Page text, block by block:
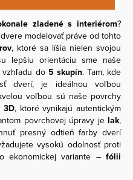
zladené s interiérom?
modelovať práve od tohto
, ktoré sa líšia nielen svojou
lepšiu orientáciu sme naše
do 5 skupín. Tam, kde
dverí, je ideálnou voľbou
voľbou sú naše povrchy
3D, ktoré vynikajú autentickým
povrchovej úpravy je lak,
presný odtieň farby dverí
vysokú odolnosť proti
ekonomickej variante – fólii